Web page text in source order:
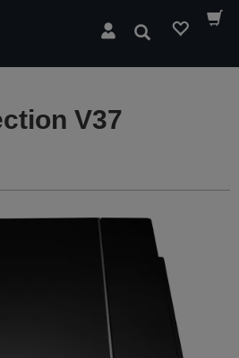
Buscar
V37